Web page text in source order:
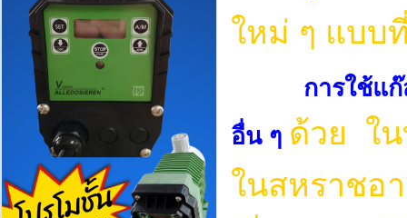
ใหม่ ๆ แบบ
การใช้แ
อื่น ๆ ด้วย ใ
ในสหราชอ